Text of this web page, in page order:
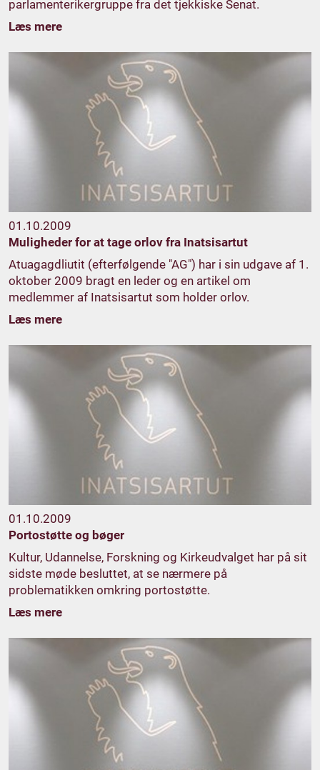
parlamenterikergruppe fra det tjekkiske Senat.
Læs mere
01.10.2009
Muligheder for at tage orlov fra Inatsisartut
Atuagagdliutit (efterfølgende "AG") har i sin udgave af 1.
oktober 2009 bragt en leder og en artikel om
medlemmer af Inatsisartut som holder orlov.
Læs mere
01.10.2009
Portostøtte og bøger
Kultur, Udannelse, Forskning og Kirkeudvalget har på sit
sidste møde besluttet, at se nærmere på
problematikken omkring portostøtte.
Læs mere